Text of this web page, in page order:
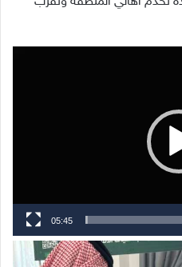
05:45